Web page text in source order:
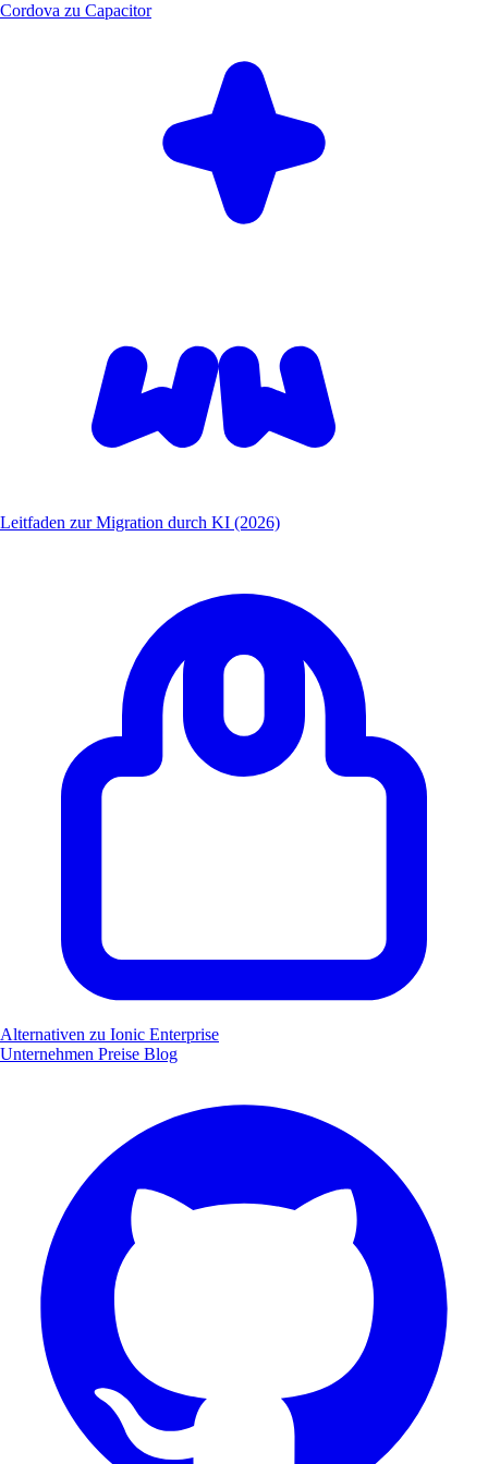
Cordova zu Capacitor
Leitfaden zur Migration durch KI (2026)
Alternativen zu Ionic Enterprise
Unternehmen Preise Blog